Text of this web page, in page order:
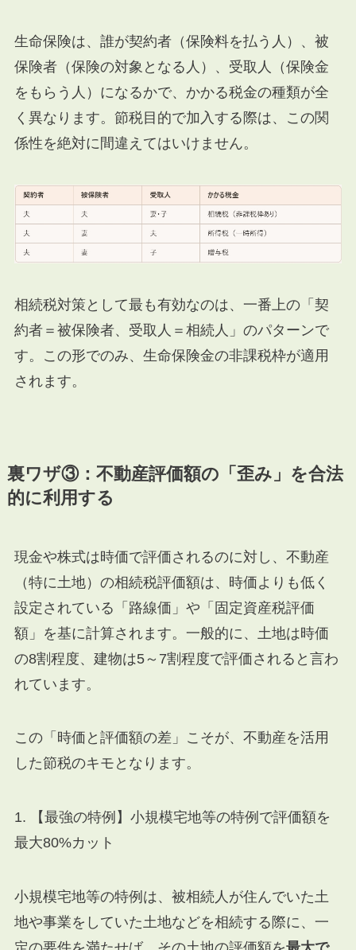
生命保険は、誰が契約者（保険料を払う人）、被
保険者（保険の対象となる人）、受取人（保険金
をもらう人）になるかで、かかる税金の種類が全
く異なります。節税目的で加入する際は、この関
係性を絶対に間違えてはいけません。
相続税対策として最も有効なのは、一番上の「契
約者＝被保険者、受取人＝相続人」のパターンで
す。この形でのみ、生命保険金の非課税枠が適用
されます。
裏ワザ③：不動産評価額の「歪み」を合法
的に利用する
現金や株式は時価で評価されるのに対し、不動産
（特に土地）の相続税評価額は、時価よりも低く
設定されている「路線価」や「固定資産税評価
額」を基に計算されます。一般的に、土地は時価
の8割程度、建物は5～7割程度で評価されると言わ
れています。
この「時価と評価額の差」こそが、不動産を活用
した節税のキモとなります。
1. 【最強の特例】小規模宅地等の特例で評価額を
最大80%カット
小規模宅地等の特例は、被相続人が住んでいた土
地や事業をしていた土地などを相続する際に、一